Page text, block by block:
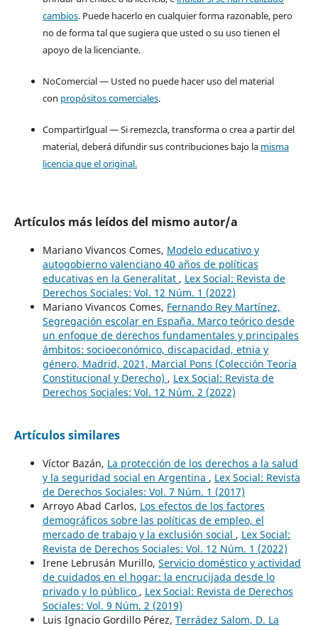
cambios. Puede hacerlo en cualquier forma razonable, pero
no de forma tal que sugiera que usted o su uso tienen el
apoyo de la licenciante.
NoComercial — Usted no puede hacer uso del material
con propósitos comerciales.
CompartirIgual — Si remezcla, transforma o crea a partir del
material, deberá difundir sus contribuciones bajo la misma
licencia que el original.
Artículos más leídos del mismo autor/a
Mariano Vivancos Comes, Modelo educativo y
autogobierno valenciano 40 años de políticas
educativas en la Generalitat , Lex Social: Revista de
Derechos Sociales: Vol. 12 Núm. 1 (2022)
Mariano Vivancos Comes, Fernando Rey Martínez,
Segregación escolar en España. Marco teórico desde
un enfoque de derechos fundamentales y principales
ámbitos: socioeconómico, discapacidad, etnia y
género, Madrid, 2021, Marcial Pons (Colección Teoría
Constitucional y Derecho) , Lex Social: Revista de
Derechos Sociales: Vol. 12 Núm. 2 (2022)
Artículos similares
Víctor Bazán, La protección de los derechos a la salud
y la seguridad social en Argentina , Lex Social: Revista
de Derechos Sociales: Vol. 7 Núm. 1 (2017)
Arroyo Abad Carlos, Los efectos de los factores
demográficos sobre las políticas de empleo, el
mercado de trabajo y la exclusión social , Lex Social:
Revista de Derechos Sociales: Vol. 12 Núm. 1 (2022)
Irene Lebrusán Murillo, Servicio doméstico y actividad
de cuidados en el hogar: la encrucijada desde lo
privado y lo público , Lex Social: Revista de Derechos
Sociales: Vol. 9 Núm. 2 (2019)
Luis Ignacio Gordillo Pérez, Terrádez Salom, D. La